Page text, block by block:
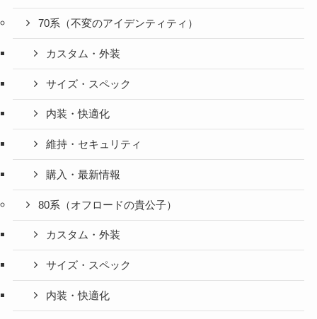
70系（不変のアイデンティティ）
カスタム・外装
サイズ・スペック
内装・快適化
維持・セキュリティ
購入・最新情報
80系（オフロードの貴公子）
カスタム・外装
サイズ・スペック
内装・快適化